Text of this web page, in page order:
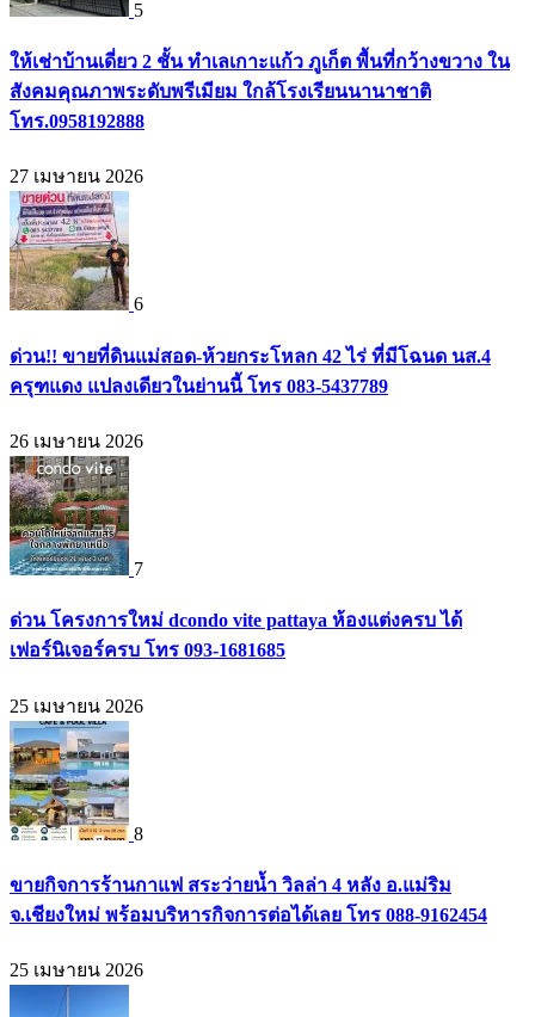
5
ให้เช่าบ้านเดี่ยว 2 ชั้น ทำเลเกาะแก้ว ภูเก็ต พื้นที่กว้างขวาง ใน
สังคมคุณภาพระดับพรีเมียม ใกล้โรงเรียนนานาชาติ
โทร.0958192888
27 เมษายน 2026
6
ด่วน!! ขายที่ดินแม่สอด-ห้วยกระโหลก 42 ไร่ ที่มีโฉนด นส.4
ครุฑแดง แปลงเดียวในย่านนี้ โทร 083-5437789
26 เมษายน 2026
7
ด่วน โครงการใหม่ dcondo vite pattaya ห้องแต่งครบ ได้
เฟอร์นิเจอร์ครบ โทร 093-1681685
25 เมษายน 2026
8
ขายกิจการร้านกาแฟ สระว่ายน้ำ วิลล่า 4 หลัง อ.แม่ริม
จ.เชียงใหม่ พร้อมบริหารกิจการต่อได้เลย โทร 088-9162454
25 เมษายน 2026